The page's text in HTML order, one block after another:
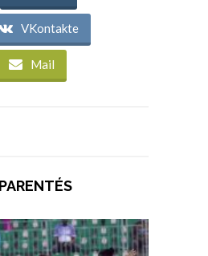
VKontakte
Mail